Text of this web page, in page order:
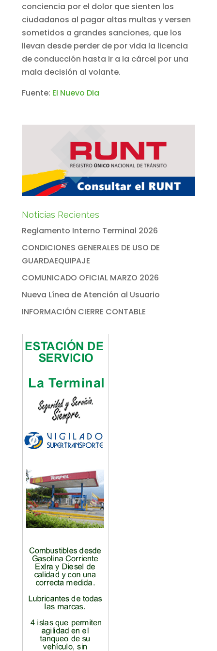
conciencia por el dolor que sienten los
ciudadanos al pagar altas multas y versen
sometidos a grandes sanciones, que los
llevan desde perder de por vida la licencia
de conducción hasta ir a la cárcel por una
mala decisión al volante.
Fuente: El Nuevo Dia
Noticias Recientes
Reglamento Interno Terminal 2026
CONDICIONES GENERALES DE USO DE
GUARDAEQUIPAJE
COMUNICADO OFICIAL MARZO 2026
Nueva Línea de Atención al Usuario
INFORMACIÓN CIERRE CONTABLE